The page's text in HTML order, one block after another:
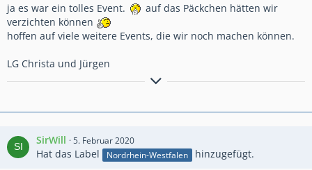
ja es war ein tolles Event.
auf das Päckchen hätten wir
verzichten können
hoffen auf viele weitere Events, die wir noch machen können.
LG Christa und Jürgen
HD FatBob 107 - Iron Red
- Sitzbank von Niklas Lange,
SirWill 5. Februar 2020
Hat das Label Nordrhein-Westfalen hinzugefügt.